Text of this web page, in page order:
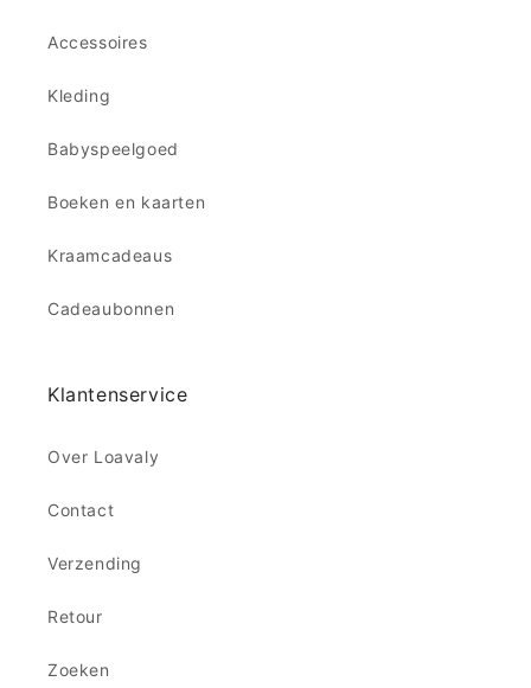
Accessoires
Kleding
Babyspeelgoed
Boeken en kaarten
Kraamcadeaus
Cadeaubonnen
Klantenservice
Over Loavaly
Contact
Verzending
Retour
Zoeken